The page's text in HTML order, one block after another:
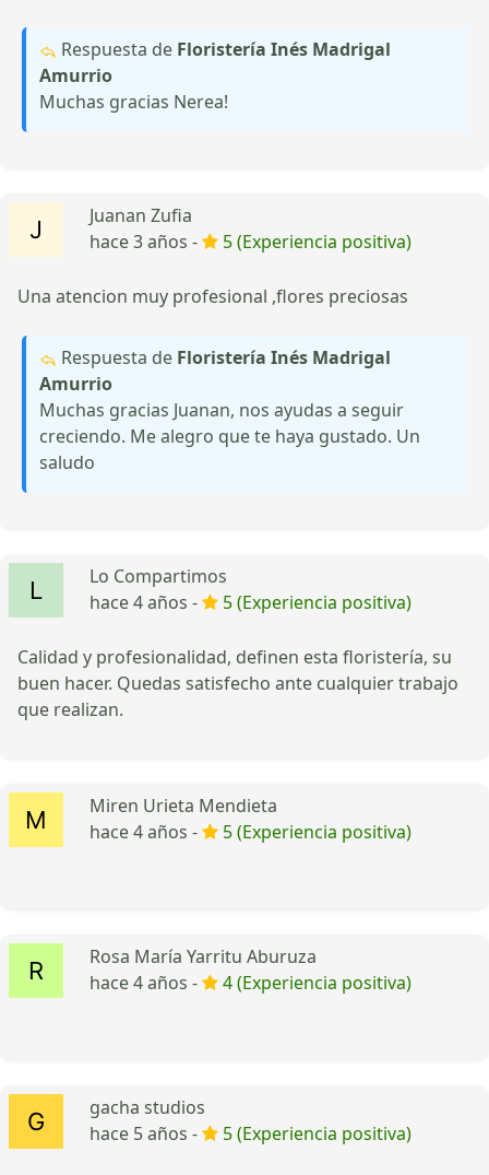
Respuesta de Floristería Inés Madrigal
Amurrio
Muchas gracias Nerea!
Juanan Zufia
hace 3 años -
5 (Experiencia positiva)
Una atencion muy profesional ,flores preciosas
Respuesta de Floristería Inés Madrigal
Amurrio
Muchas gracias Juanan, nos ayudas a seguir
creciendo. Me alegro que te haya gustado. Un
saludo
Lo Compartimos
hace 4 años -
5 (Experiencia positiva)
Calidad y profesionalidad, definen esta floristería, su
buen hacer. Quedas satisfecho ante cualquier trabajo
que realizan.
Miren Urieta Mendieta
hace 4 años -
5 (Experiencia positiva)
Rosa María Yarritu Aburuza
hace 4 años -
4 (Experiencia positiva)
gacha studios
hace 5 años -
5 (Experiencia positiva)